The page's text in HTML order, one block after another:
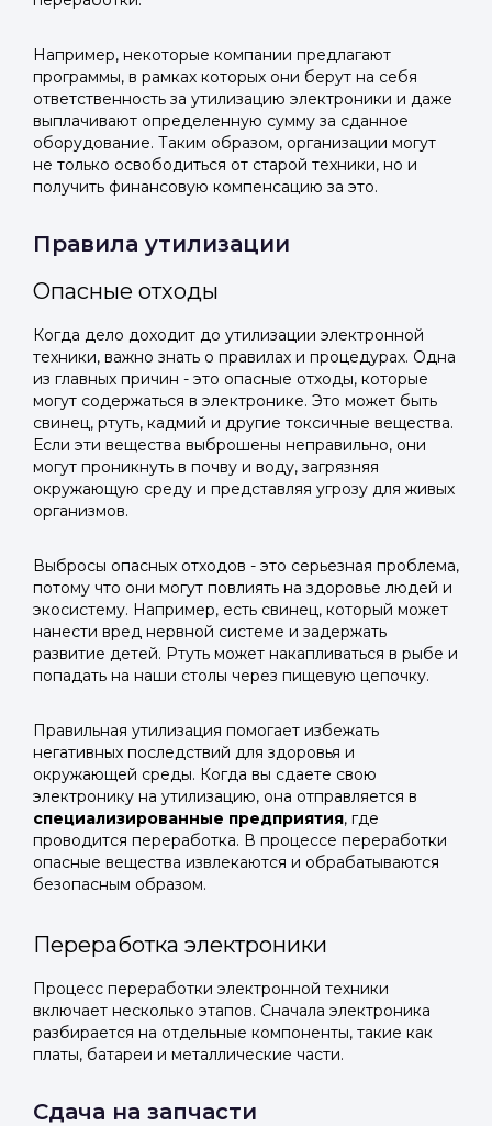
Отправить код
ВКонтакте
или подайте через форму на сайте
Войти в ЛК и заполнить форму
ВКонтакте
или подайте через форму на сайте
Войти в ЛК и заполнить форму
Например, некоторые компании предлагают
программы, в рамках которых они берут на себя
ответственность за утилизацию электроники и даже
выплачивают определенную сумму за сданное
оборудование. Таким образом, организации могут
не только освободиться от старой техники, но и
получить финансовую компенсацию за это.
Правила утилизации
Опасные отходы
Когда дело доходит до утилизации электронной
техники, важно знать о правилах и процедурах. Одна
из главных причин - это опасные отходы, которые
могут содержаться в электронике. Это может быть
свинец, ртуть, кадмий и другие токсичные вещества.
Если эти вещества выброшены неправильно, они
могут проникнуть в почву и воду, загрязняя
окружающую среду и представляя угрозу для живых
организмов.
Выбросы опасных отходов - это серьезная проблема,
потому что они могут повлиять на здоровье людей и
экосистему. Например, есть свинец, который может
нанести вред нервной системе и задержать
развитие детей. Ртуть может накапливаться в рыбе и
попадать на наши столы через пищевую цепочку.
Правильная утилизация помогает избежать
негативных последствий для здоровья и
окружающей среды. Когда вы сдаете свою
электронику на утилизацию, она отправляется в
специализированные предприятия, где
проводится переработка. В процессе переработки
опасные вещества извлекаются и обрабатываются
безопасным образом.
Переработка электроники
Процесс переработки электронной техники
включает несколько этапов. Сначала электроника
разбирается на отдельные компоненты, такие как
платы, батареи и металлические части.
Сдача на запчасти